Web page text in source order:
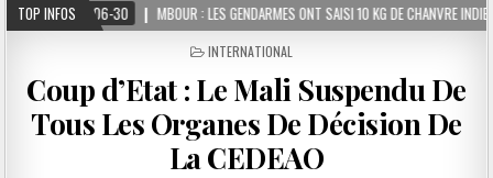
TOP INFOS
MBOUR : LES GENDARMES ONT SAISI 10 KG DE CHANVRE INDIEN DISSIMULÉS DANS LE
POSTED
INTERNATIONAL
Coup d’Etat : Le Mali Suspendu De
Tous Les Organes De Décision De
La CEDEAO